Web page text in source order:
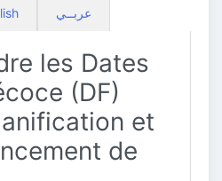
عربــي
les Dates
(DF)
et
de